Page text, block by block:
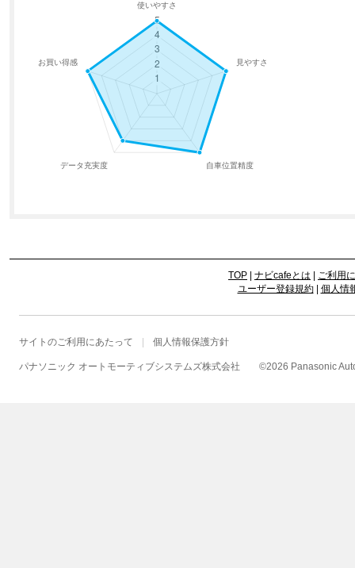
TOP ナビcafeとは
ご利用
ユーザー登録規約| 個人情
サイトのご利用にあたって 個人情報保護方針
パナソニック オートモーティブシステムズ株式会社 ©2026 Panasonic